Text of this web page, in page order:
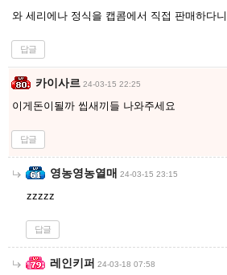
와 세리에나 정식을 캡콤에서 직접 판매하다니
답글
카이사르 24-03-15 22:25
이게돈이될까 씹새끼들 나와주세요
답글
영농영농열매 24-03-15 23:15
zzzzz
답글
레인키퍼 24-03-18 07:58